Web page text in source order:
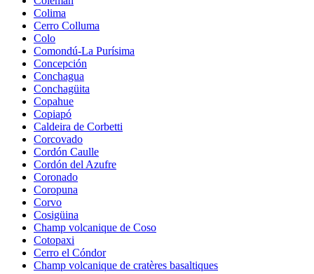
Colima
Cerro Colluma
Colo
Comondú-La Purísima
Concepción
Conchagua
Conchagüita
Copahue
Copiapó
Caldeira de Corbetti
Corcovado
Cordón Caulle
Cordón del Azufre
Coronado
Coropuna
Corvo
Cosigüina
Champ volcanique de Coso
Cotopaxi
Cerro el Cóndor
Champ volcanique de cratères basaltiques